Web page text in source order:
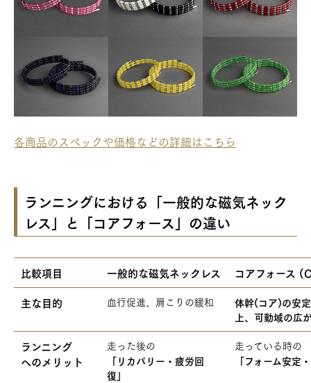
各商品のスペックや価格などの詳細はこちら
ランニングにおける「一般的な磁気ネック
レス」と「コアフォース」の違い
比較項目 一般的な磁気ネックレス
コアフォース
主な目的
血行促進、肩こりの緩和
体幹(コア)の安
上、可動域の広
ランニング
へのメリット
走った後の
「リカバリー・疲労回
復」
走っている時の
「フォーム安定